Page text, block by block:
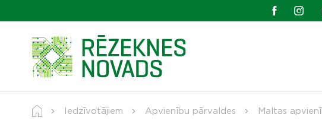
Iedzīvotājiem Apvienību pārvaldes Maltas